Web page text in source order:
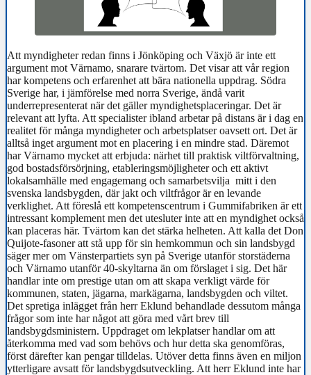
Att myndigheter redan finns i Jönköping och Växjö är inte ett
argument mot Värnamo, snarare tvärtom. Det visar att vår region
har kompetens och erfarenhet att bära nationella uppdrag. Södra
Sverige har, i jämförelse med norra Sverige, ändå varit
underrepresenterat när det gäller myndighetsplaceringar. Det är
relevant att lyfta. Att specialister ibland arbetar på distans är i dag en
realitet för många myndigheter och arbetsplatser oavsett ort. Det är
alltså inget argument mot en placering i en mindre stad. Däremot
har Värnamo mycket att erbjuda: närhet till praktisk viltförvaltning,
god bostadsförsörjning, etableringsmöjligheter och ett aktivt
lokalsamhälle med engagemang och samarbetsvilja mitt i den
svenska landsbygden, där jakt och viltfrågor är en levande
verklighet. Att föreslå ett kompetenscentrum i Gummifabriken är ett
intressant komplement men det utesluter inte att en myndighet också
kan placeras här. Tvärtom kan det stärka helheten. Att kalla det Don
Quijote-fasoner att stå upp för sin hemkommun och sin landsbygd
säger mer om Vänsterpartiets syn på Sverige utanför storstäderna
och Värnamo utanför 40-skyltarna än om förslaget i sig. Det här
handlar inte om prestige utan om att skapa verkligt värde för
kommunen, staten, jägarna, markägarna, landsbygden och viltet.
Det spretiga inlägget från herr Eklund behandlade dessutom många
frågor som inte har något att göra med vårt brev till
landsbygdsministern. Uppdraget om lekplatser handlar om att
återkomma med vad som behövs och hur detta ska genomföras,
först därefter kan pengar tilldelas. Utöver detta finns även en miljon
ytterligare avsatt för landsbygdsutveckling. Att herr Eklund inte har